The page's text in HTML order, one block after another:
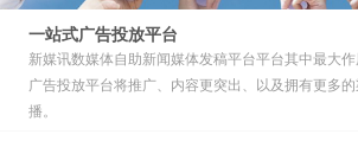
一站式广告投放平台
新媒讯数媒体自助新闻媒体发稿平台平台其中最大
广告投放平台将推广、内容更突出、以及拥有更多
播。